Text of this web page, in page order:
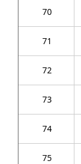
70
71
72
73
74
75